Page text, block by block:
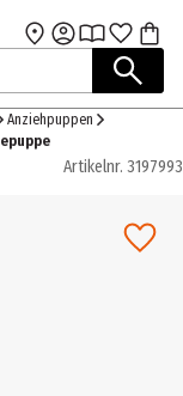
Anziehpuppen
Artikelnr. 3197993